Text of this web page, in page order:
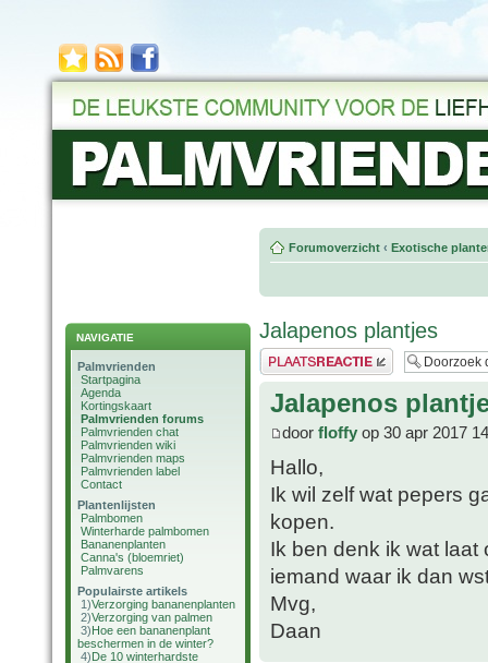
NAVIGATIE
Palmvrienden
Startpagina
Agenda
Kortingskaart
Palmvrienden forums
Palmvrienden chat
Palmvrienden wiki
Palmvrienden maps
Palmvrienden label
Contact
Plantenlijsten
Palmbomen
Winterharde palmbomen
Bananenplanten
Canna's (bloemriet)
Palmvarens
Populairste artikels
1)Verzorging bananenplanten
2)Verzorging van palmen
3)Hoe een bananenplant
beschermen in de winter?
4)De 10 winterhardste
Forumoverzicht ‹ Exotische
Jalapenos plantjes
Plaats een reactie
Jalapenos
door floffy op 30 apr 2017
Hallo,
Ik wil zelf wat pepers
kopen.
Ik ben denk ik wat laat
iemand waar ik dan
Mvg,
Daan